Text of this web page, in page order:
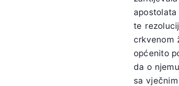
te
crkvenom
općenito
da o
sa